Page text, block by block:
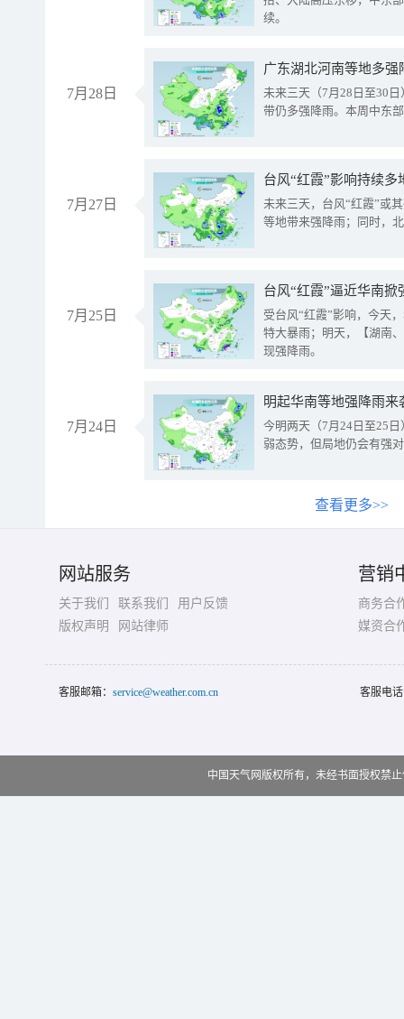
续。
7月28日
广东湖北河南等地多
未来三天（7月28日至30
带仍多强降雨。本周中东
7月27日
台风“红霞”影响持续
未来三天，台风“红霞”或
等地带来强降雨；同时，
7月25日
台风“红霞”逼近华南
受台风“红霞”影响，今天
特大暴雨；明天，【湖南
现强降雨。
7月24日
明起华南等地强降雨
今明两天（7月24日至25
弱态势，但局地仍会有强
查看更多>>
网站服务
关于我们 联系我们
用户反馈
版权声明
网站律师
营销
商务合
媒资合
客服邮箱： service@weather.com.cn 客服电
中国天气网版权所有，未经书面授权